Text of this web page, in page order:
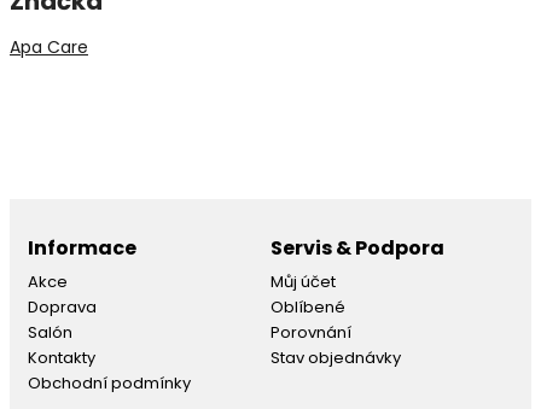
Apa Care
Informace
Akce
Doprava
Salón
Kontakty
Obchodní podmínky
Servis & Podpora
Můj účet
Oblíbené
Porovnání
Stav objednávky